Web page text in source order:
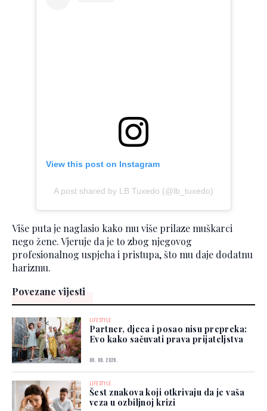
View this post on Instagram
A post shared by LB Tuxedo (@lb_tuxedo)
Više puta je naglasio kako mu više prilaze muškarci
nego žene. Vjeruje da je to zbog njegovog
profesionalnog uspjeha i pristupa, što mu daje dodatnu
harizmu.
Povezane vijesti
LIFESTYLE
Partner, djeca i posao nisu prepreka:
Evo kako sačuvati prava prijateljstva
06. 08. 2026.
LIFESTYLE
Šest znakova koji otkrivaju da je vaša
veza u ozbiljnoj krizi